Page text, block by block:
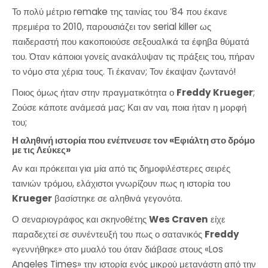
Το πολύ μέτριο remake της ταινίας του ’84 που έκανε
πρεμιέρα το 2010, παρουσιάζει τον serial killer ως
παιδεραστή που κακοποιούσε σεξουαλικά τα έφηβα θύματά
του. Όταν κάποιοι γονείς ανακάλυψαν τις πράξεις του, πήραν
το νόμο στα χέρια τους. Τι έκαναν; Τον έκαψαν ζωντανό!
Ποιος όμως ήταν στην πραγματικότητα ο Freddy Krueger;
Ζούσε κάποτε ανάμεσά μας; Και αν ναι, ποια ήταν η μορφή
του;
Η αληθινή ιστορία που ενέπνευσε τον «Εφιάλτη στο δρόμο
με τις Λεύκες»
Αν και πρόκειται για μία από τις δημοφιλέστερες σειρές
ταινιών τρόμου, ελάχιστοι γνωρίζουν πως η ιστορία του
Krueger βασίστηκε σε αληθινά γεγονότα.
Ο σεναριογράφος και σκηνοθέτηςWes Craven είχε
παραδεχτεί σε συνέντευξή του πως ο σατανικός Freddy
«γεννήθηκε» στο μυαλό του όταν διάβασε στους «Los
Αngeles Times» την ιστορία ενός μικρού μετανάστη από την